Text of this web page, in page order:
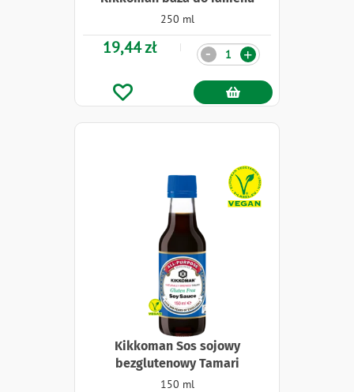
250 ml
19,44 zł Ilość +
-
Kikkoman Sos sojowy
bezglutenowy Tamari
150 ml
Naklejki